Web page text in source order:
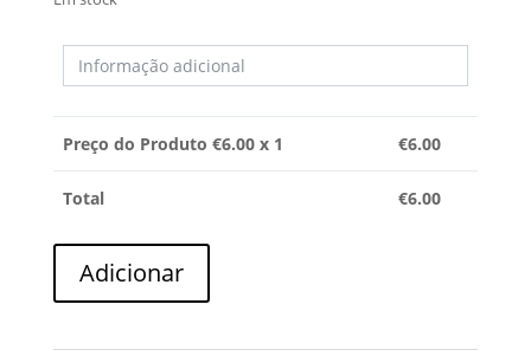
Preço do Produto €6.00 x 1 €6.00
Total €6.00
Adicionar